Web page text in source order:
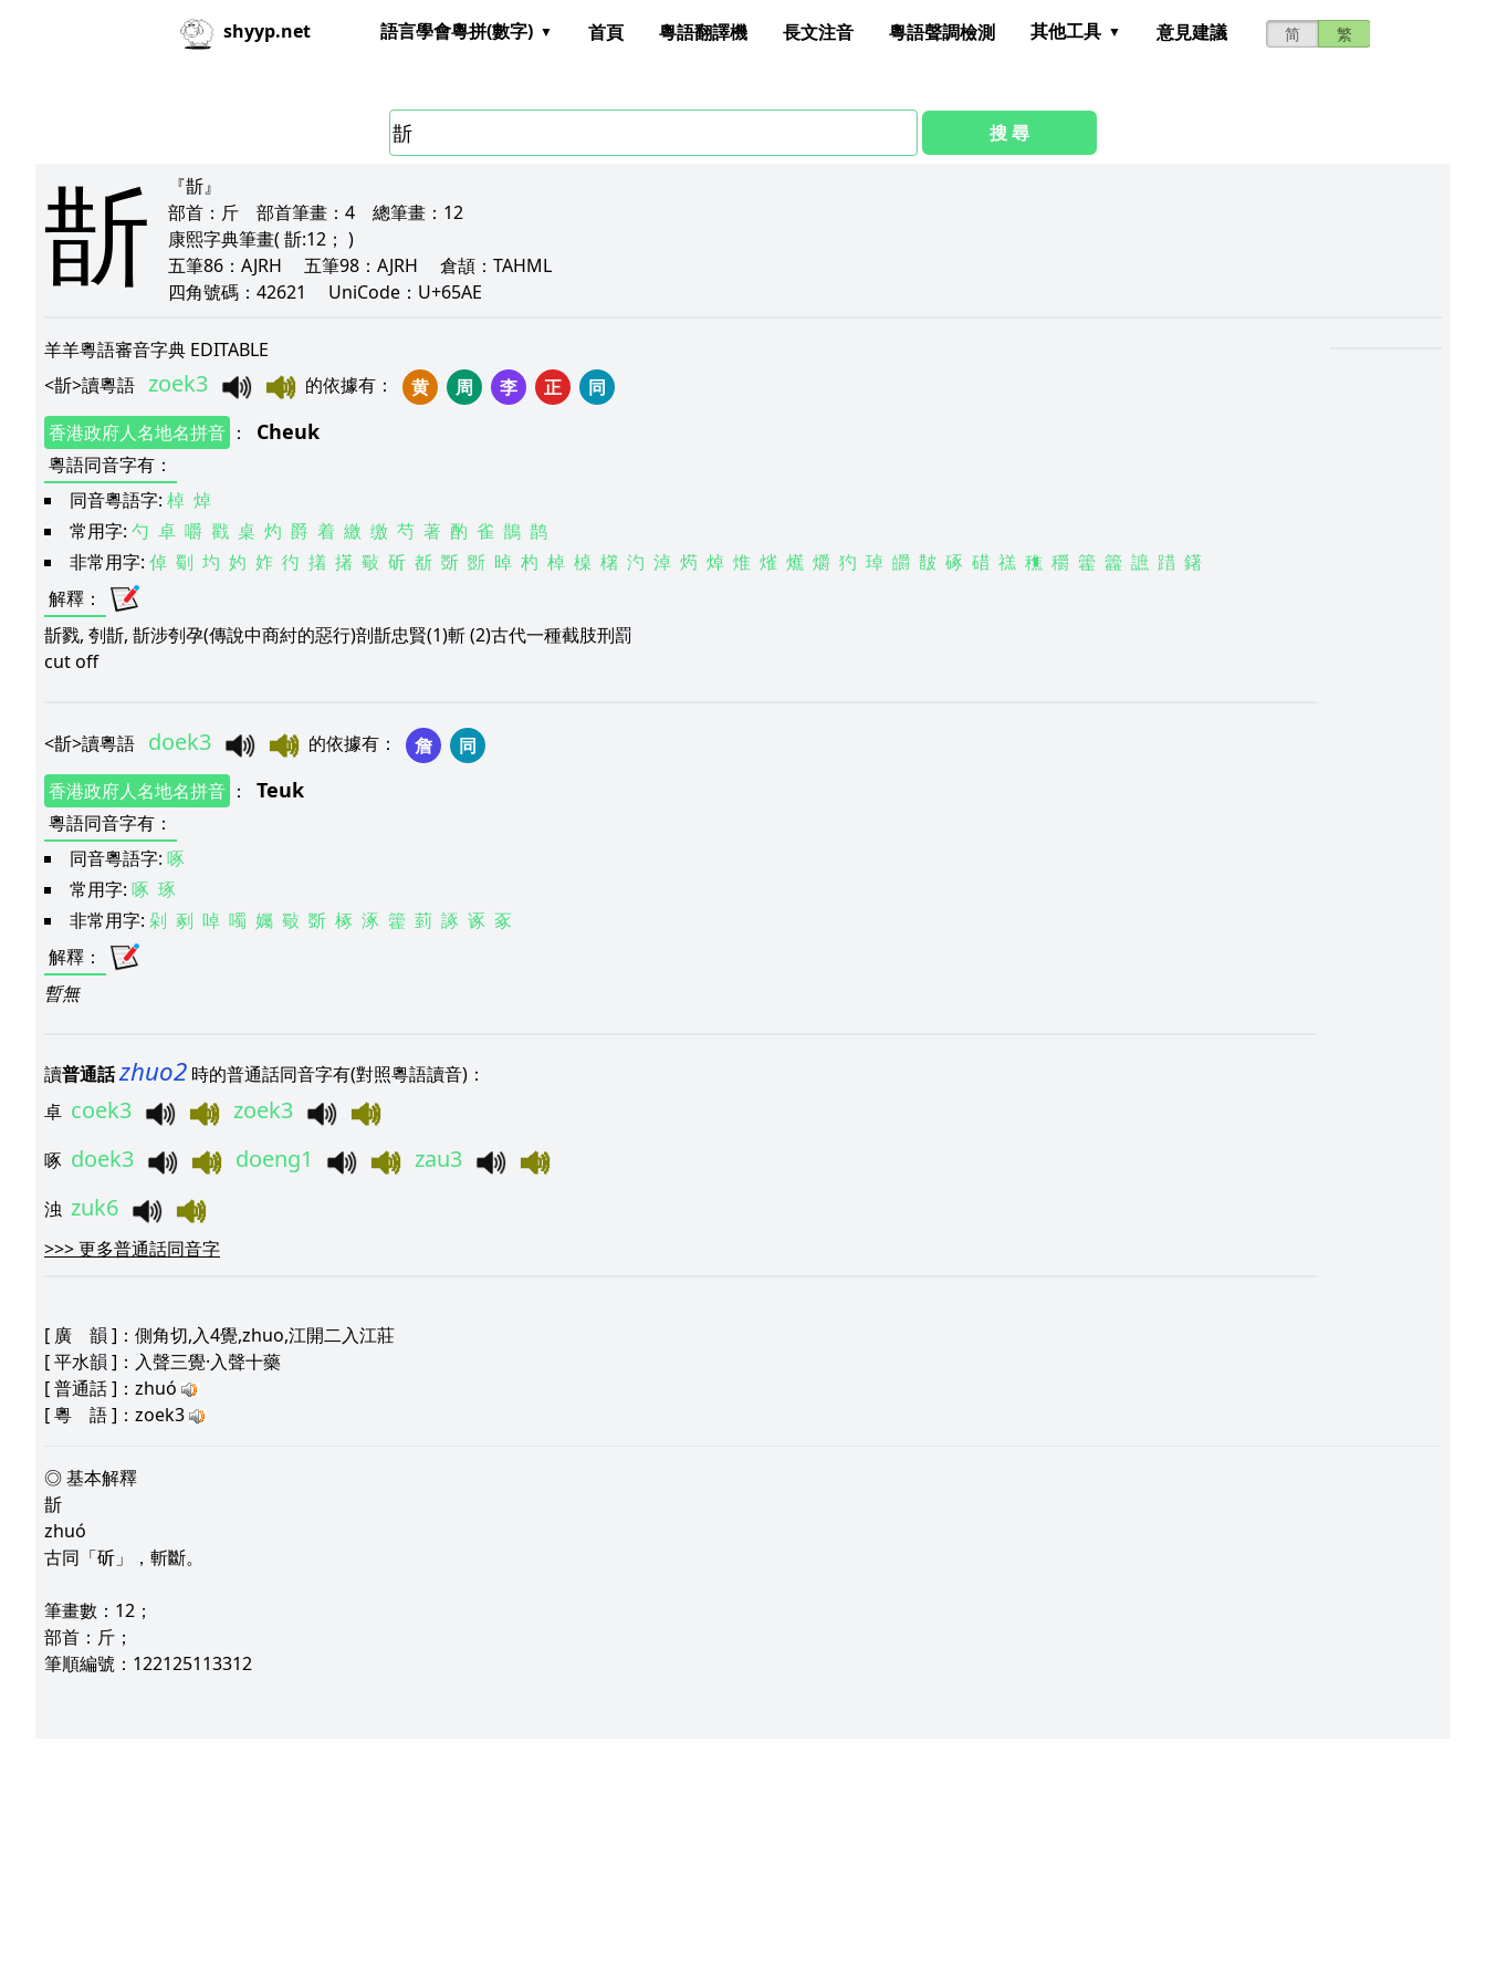
shyyp.net 简 繁
語言學會粵拼(數字) 首頁 粵語翻譯機 長文注音 粵語聲調檢測 其他工具 意見建議
搜 尋
斮
『斮』
部首： 斤 部首筆畫： 4 總筆畫： 12
康熙字典筆畫( 斮:12； )
五筆86： AJRH 五筆98： AJRH 倉頡： TAHML
四角號碼： 42621 UniCode： U+65AE
羊羊粵語審音字典 EDITABLE
<斮>讀粵語 zoek3 的依據有 ： 黄 周 李 正
同
香港政府人名地名拼音 ： Cheuk
粵語同音字有 ：
同音粵語字: 棹 焯
常用字: 勺 卓 嚼 戳 桌 灼 爵 着 繳 缴 芍 著 酌 雀 鵲 鹊
非常用字: 倬 劅 圴 妁 妰 彴 撯 擆 斀 斫 斱 斲 斵 晫 杓 棹 槕 櫡 汋 淖 烵 焯 焳 熦 爑 爝 犳 琸 皭 皵 硺 碏 禚 穛 穱 籗 籱 謶 踖 鐯
解釋 ：
斮戮, 刳斮, 斮涉刳孕(傳說中商紂的惡行)剖斮忠賢(1)斬 (2)古代一種截肢刑罰
cut off
<斮>讀粵語 doek3 的依據有 ： 詹
同
香港政府人名地名拼音 ： Teuk
粵語同音字有 ：
同音粵語字: 啄
常用字: 啄 琢
非常用字: 剁 剢 啅 噣 孎 斀 斲 椓 涿 籗 菿 諑 诼 豖
解釋 ：
暫無
讀普通話zhuo2 時的普通話同音字有(對照粵語讀音)：
卓 coek3 zoek3
啄 doek3 doeng1 zau3
浊 zuk6
>>>更多普通話同音字
[ 廣 韻 ]：側角切,入4覺,zhuo,江開二入江莊
[平水韻 ]：入聲三覺·入聲十藥
[普通話]：zhuó
[粵 語]：zoek3
◎ 基本解釋
斮
zhuó
古同「斫」，斬斷。
筆畫數：12；
部首：斤；
筆順編號：122125113312